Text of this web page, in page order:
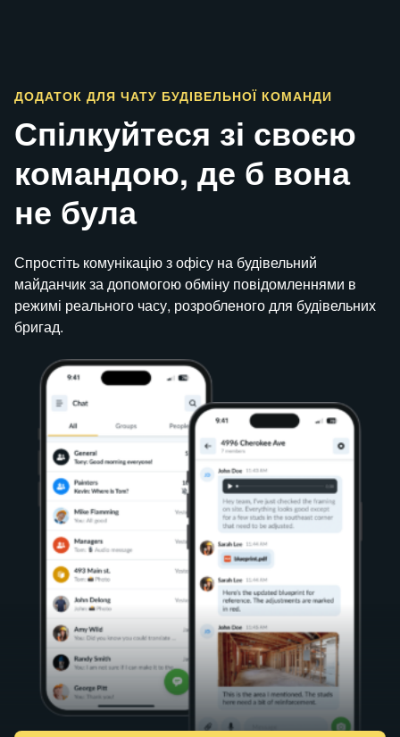
ДОДАТОК ДЛЯ ЧАТУ БУДІВЕЛЬНОЇ КОМАНДИ
Спілкуйтеся зі своєю
командою, де б вона
не була
Спростіть комунікацію з офісу на будівельний
майданчик за допомогою обміну повідомленнями в
режимі реального часу, розробленого для будівельних
бригад.